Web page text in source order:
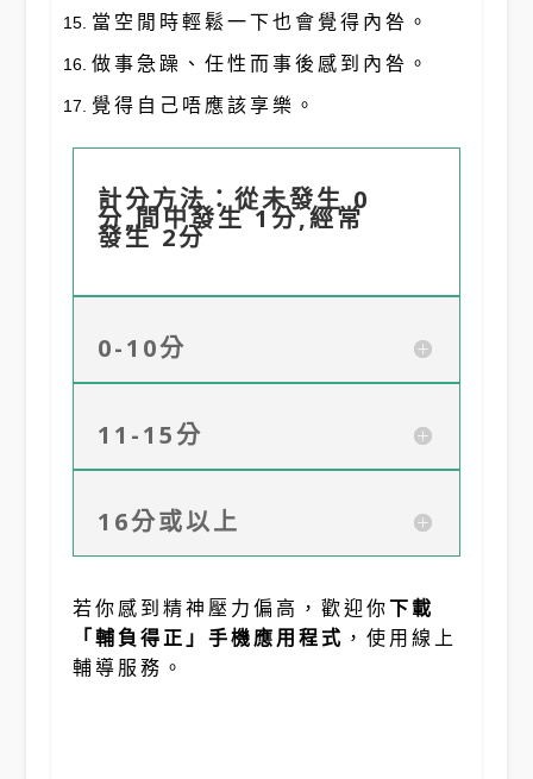
當空閒時輕鬆一下也會覺得內咎。
做事急躁、任性而事後感到內咎。
覺得自己唔應該享樂。
計分方法：從未發生 0
分,間中發生 1分,經常
發生 2分
0-10分
11-15分
16分或以上
若你感到精神壓力偏高，歡迎你下載
「輔負得正」手機應用程式 ，使用線上
輔導服務。